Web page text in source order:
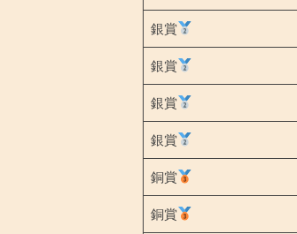
月
16
日
by
admin
銀賞
銀賞
銀賞
銀賞
銅賞
銅賞